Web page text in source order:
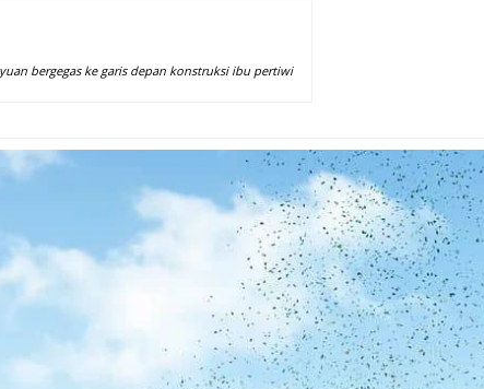
bergegas ke garis depan konstruksi ibu pertiwi